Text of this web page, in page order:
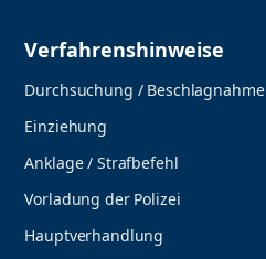
Verfahrenshinweise
Durchsuchung / Beschlagnahme
Einziehung
Anklage / Strafbefehl
Vorladung der Polizei
Hauptverhandlung